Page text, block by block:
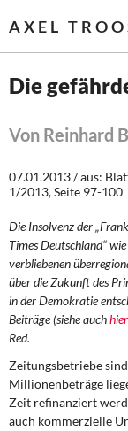
AXEL
Steuer- und
Öffentliche
Eurokrise und
DIE LINKE
Die
Von Reinhard
07.01.2013 / aus:
1/2013, Seite 97-100
Die Insolvenz der
Times Deutschland“
verbliebenen
über die Zukunft des
in der Demokratie
Beiträge (siehe auchhier
Red.
Zeitungsbetriebe
Millionenbeträge
Zeit refinanziert
auch kommerzielle